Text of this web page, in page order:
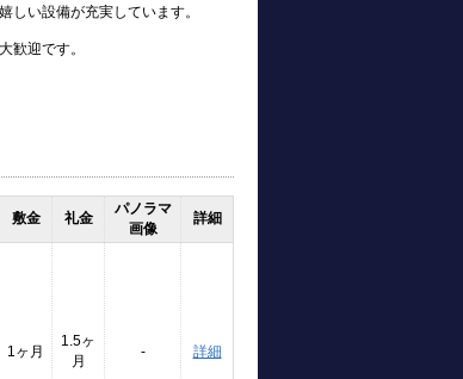
しい設備が充実しています。
歓迎です。
敷金 礼金
パノラマ
画像
詳細
1ヶ月
1.5ヶ
月
- 詳細